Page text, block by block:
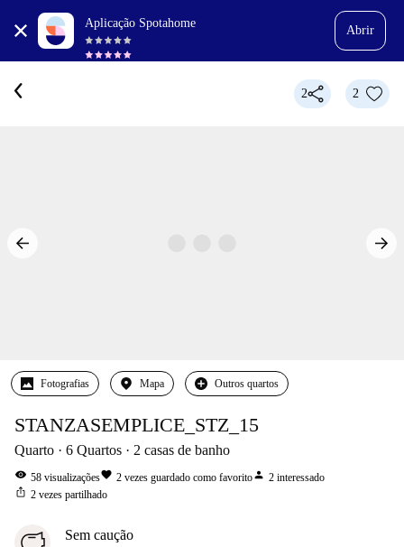
Aplicação Spotahome
Abrir
2 2
Fotografias Mapa Outros quartos
STANZASEMPLICE_STZ_15
Quarto 6 Quartos 2 casas de banho
visibility 58 visualizaçõesfavorite 2 vezes guardado como favoritoperson 2 interessado
ios_share 2 vezes partilhado
Sem caução